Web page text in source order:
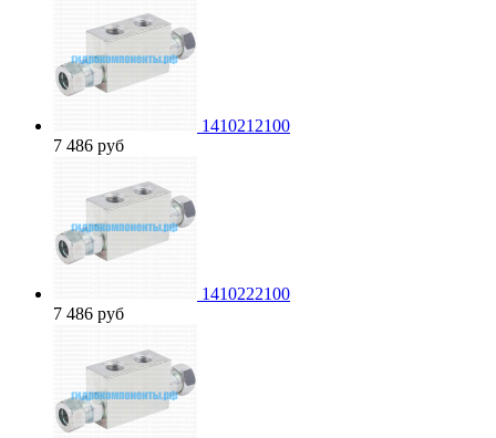
1410212100
7 486 руб
1410222100
7 486 руб